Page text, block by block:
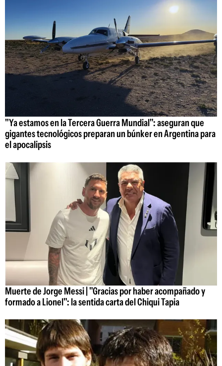
"Ya estamos en la Tercera Guerra Mundial": aseguran que
gigantes tecnológicos preparan un búnker en Argentina para
el apocalipsis
Muerte de Jorge Messi | "Gracias por haber acompañado y
formado a Lionel": la sentida carta del Chiqui Tapia